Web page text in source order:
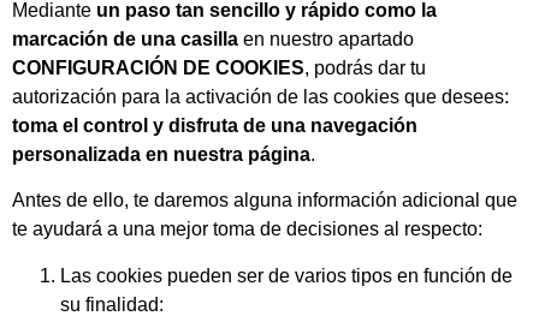
Mediante un paso tan sencillo y rápido como la
marcación de una casilla en nuestro apartado
CONFIGURACIÓN DE COOKIES, podrás dar tu
autorización para la activación de las cookies que desees:
toma el control y disfruta de una navegación
personalizada en nuestra página.
Antes de ello, te daremos alguna información adicional que
te ayudará a una mejor toma de decisiones al respecto:
Las cookies pueden ser de varios tipos en función de
su finalidad: